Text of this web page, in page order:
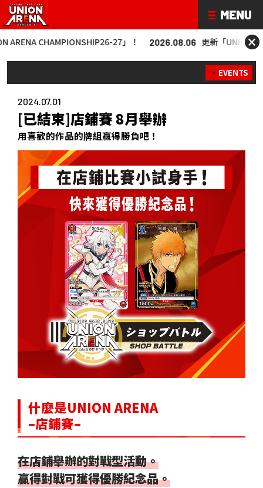
27」！ 2026.08.06 更新「UNION ARENA ×
EVENTS
2024.07.01
[已結束]店鋪賽 8月舉辦
用喜歡的作品的牌組贏得勝負吧！
什麼是UNION ARENA
–店鋪賽–
在店鋪舉辦的對戰型活動。
贏得對戰可獲得優勝紀念品。